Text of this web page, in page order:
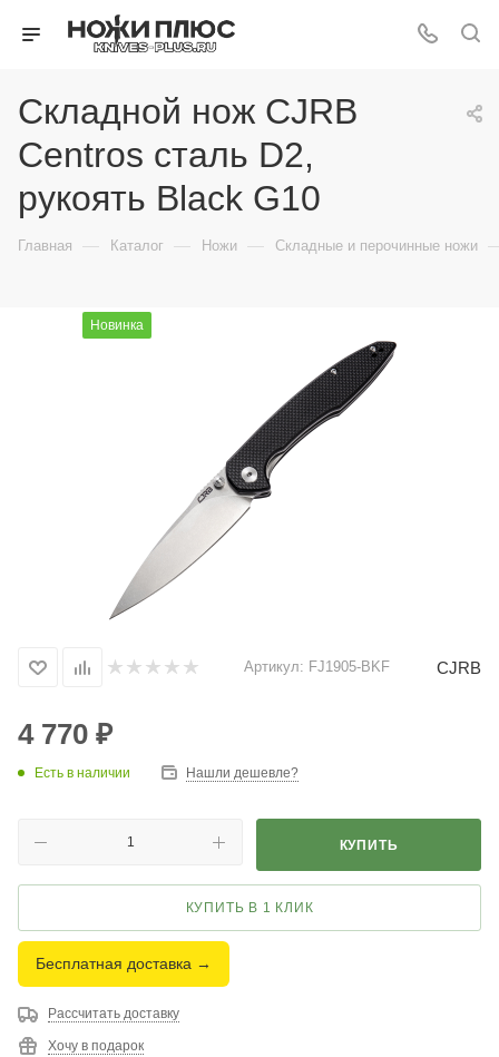
Складной нож CJRB
Centros сталь D2,
рукоять Black G10
Главная — Каталог — Ножи — Складные и перочинные ножи
Новинка
Артикул: FJ1905-BKF CJRB
4 770 ₽
Есть в наличии Нашли дешевле?
КУПИТЬ
КУПИТЬ В 1 КЛИК
Бесплатная доставка →
Рассчитать доставку
Хочу в подарок